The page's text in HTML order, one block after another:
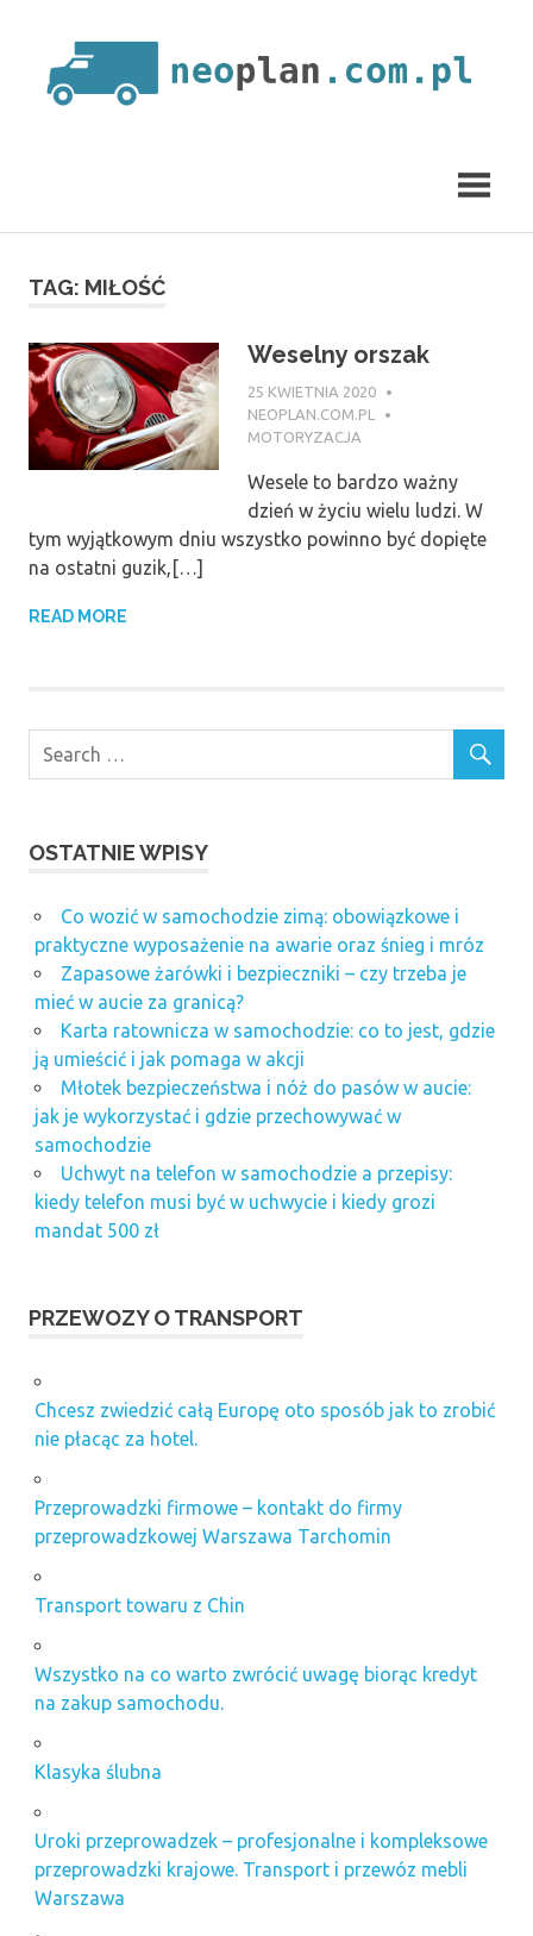
content
TAG: MIŁOŚĆ
Weselny orszak
25 KWIETNIA 2020
NEOPLAN.COM.PL
MOTORYZACJA
Wesele to bardzo ważny
dzień w życiu wielu ludzi. W
tym wyjątkowym dniu wszystko powinno być dopięte
na ostatni guzik,[…]
READ MORE
OSTATNIE WPISY
Co wozić w samochodzie zimą: obowiązkowe i
praktyczne wyposażenie na awarie oraz śnieg i mróz
Zapasowe żarówki i bezpieczniki – czy trzeba je
mieć w aucie za granicą?
Karta ratownicza w samochodzie: co to jest, gdzie
ją umieścić i jak pomaga w akcji
Młotek bezpieczeństwa i nóż do pasów w aucie:
jak je wykorzystać i gdzie przechowywać w
samochodzie
Uchwyt na telefon w samochodzie a przepisy:
kiedy telefon musi być w uchwycie i kiedy grozi
mandat 500 zł
PRZEWOZY O TRANSPORT
Chcesz zwiedzić całą Europę oto sposób jak to zrobić
nie płacąc za hotel.
Przeprowadzki firmowe – kontakt do firmy
przeprowadzkowej Warszawa Tarchomin
Transport towaru z Chin
Wszystko na co warto zwrócić uwagę biorąc kredyt
na zakup samochodu.
Klasyka ślubna
Uroki przeprowadzek – profesjonalne i kompleksowe
przeprowadzki krajowe. Transport i przewóz mebli
Warszawa